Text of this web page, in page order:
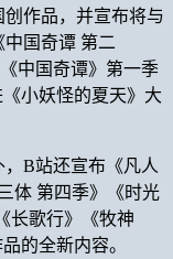
作品，并宣布将与
中国奇谭 第二
中国奇谭》第一季
小妖怪的夏天》大
B站还宣布《凡人
体 第四季》《时光
长歌行》《牧神
的全新内容。